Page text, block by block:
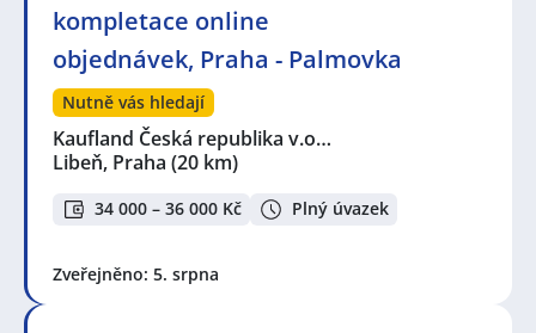
kompletace online
objednávek, Praha - Palmovka
Nutně vás hledají
Kaufland Česká republika v.o…
Libeň, Praha (20 km)
34 000 – 36 000 Kč Plný úvazek
Zveřejněno: 5. srpna